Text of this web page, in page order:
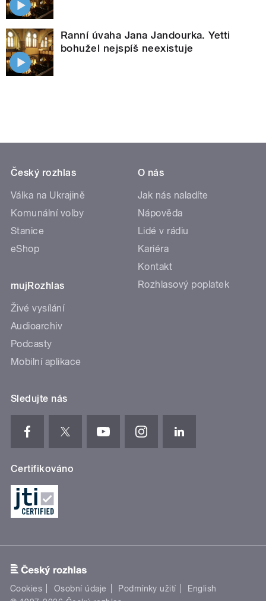
Ranní úvaha Jana Jandourka. Yetti
bohužel nejspíš neexistuje
Český rozhlas
Válka na Ukrajině
Komunální volby
Stanice
eShop
mujRozhlas
Živé vysílání
Audioarchiv
Podcasty
Mobilní aplikace
O nás
Jak nás naladíte
Nápověda
Lidé v rádiu
Kariéra
Kontakt
Rozhlasový poplatek
Sledujte nás
Certifikováno
Cookies Osobní údaje Podmínky užití
English